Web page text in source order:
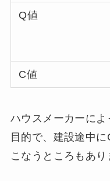
Q値
C値
ハウスメーカーに
目的で、建設途中
こなうところもあり